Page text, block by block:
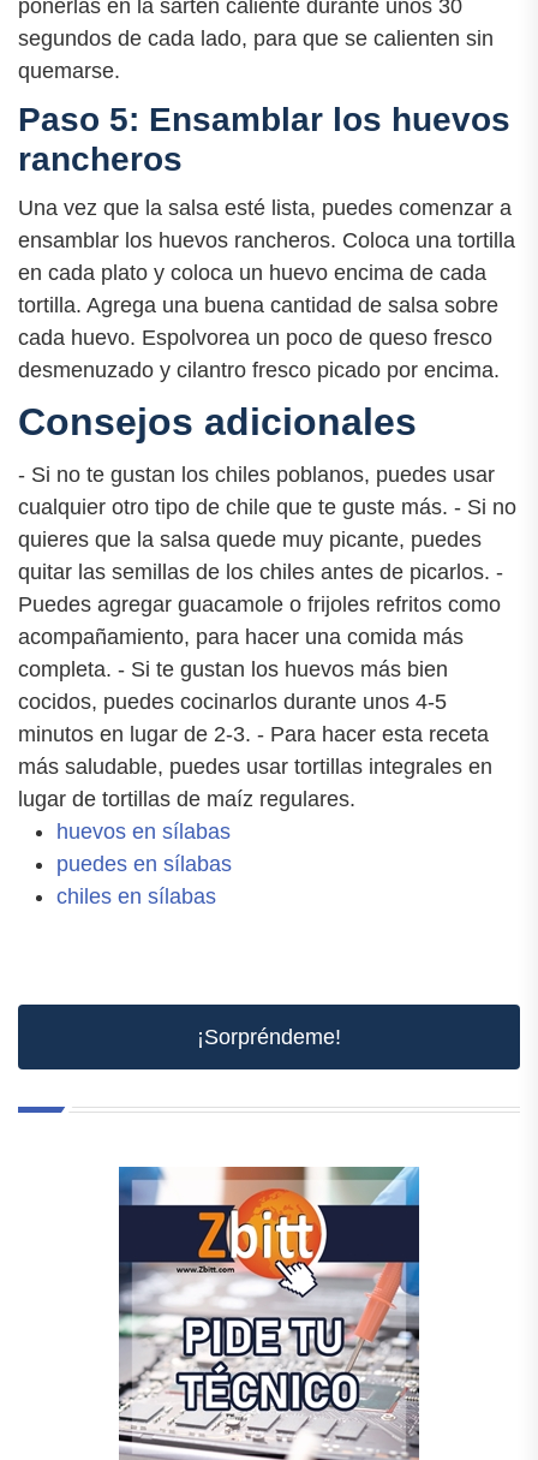
ponerlas en la sartén caliente durante unos 30
segundos de cada lado, para que se calienten sin
quemarse.
Paso 5: Ensamblar los huevos
rancheros
Una vez que la salsa esté lista, puedes comenzar a
ensamblar los huevos rancheros. Coloca una tortilla
en cada plato y coloca un huevo encima de cada
tortilla. Agrega una buena cantidad de salsa sobre
cada huevo. Espolvorea un poco de queso fresco
desmenuzado y cilantro fresco picado por encima.
Consejos adicionales
- Si no te gustan los chiles poblanos, puedes usar
cualquier otro tipo de chile que te guste más. - Si no
quieres que la salsa quede muy picante, puedes
quitar las semillas de los chiles antes de picarlos. -
Puedes agregar guacamole o frijoles refritos como
acompañamiento, para hacer una comida más
completa. - Si te gustan los huevos más bien
cocidos, puedes cocinarlos durante unos 4-5
minutos en lugar de 2-3. - Para hacer esta receta
más saludable, puedes usar tortillas integrales en
lugar de tortillas de maíz regulares.
huevos en sílabas
puedes en sílabas
chiles en sílabas
¡Sorpréndeme!